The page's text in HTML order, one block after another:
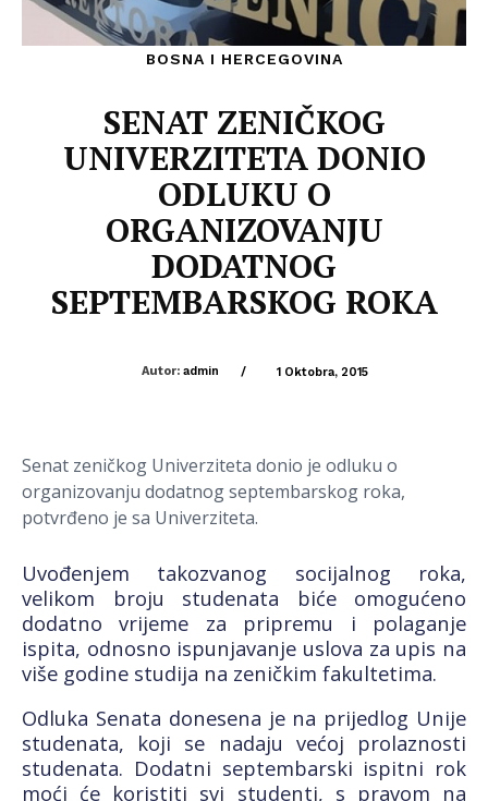
BOSNA I HERCEGOVINA
SENAT ZENIČKOG
UNIVERZITETA DONIO
ODLUKU O
ORGANIZOVANJU
DODATNOG
SEPTEMBARSKOG ROKA
Autor: admin / 1 Oktobra, 2015
Senat zeničkog Univerziteta donio je odluku o
organizovanju dodatnog septembarskog roka,
potvrđeno je sa Univerziteta.
Uvođenjem takozvanog socijalnog roka,
velikom broju studenata biće omogućeno
dodatno vrijeme za pripremu i polaganje
ispita, odnosno ispunjavanje uslova za upis na
više godine studija na zeničkim fakultetima.
Odluka Senata donesena je na prijedlog Unije
studenata, koji se nadaju većoj prolaznosti
studenata. Dodatni septembarski ispitni rok
moći će koristiti svi studenti, s pravom na